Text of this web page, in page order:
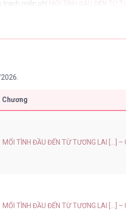
tranh miễn phí MỐI TÌNH ĐẦU ĐẾN TỪ
Chương
MỐI TÌNH ĐẦU ĐẾN TỪ TƯƠNG LAI [...] –
MỐI TÌNH ĐẦU ĐẾN TỪ TƯƠNG LAI [...] –